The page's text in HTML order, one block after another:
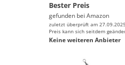
Bester Preis
gefunden bei Amazon
zuletzt überprüft am
Preis kann sich seitdem
Keine weiteren Anbieter